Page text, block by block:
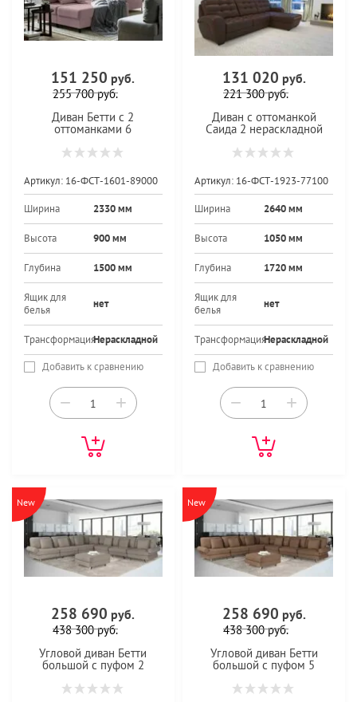
151 250 руб.
255 700руб.
Диван Бетти с 2
оттоманками 6
Артикул: 16-ФСТ-1601-89000
Ширина 2330 мм
Высота 900 мм
Глубина 1500 мм
Ящик для
белья
нет
ТрансформацияНераскладной
Добавить к сравнению
− +
131 020 руб.
221 300руб.
Диван с оттоманкой
Саида 2 нераскладной
Артикул: 16-ФСТ-1923-77100
Ширина 2640 мм
Высота 1050 мм
Глубина 1720 мм
Ящик для
белья
нет
ТрансформацияНераскладной
Добавить к сравнению
− +
New
258 690 руб.
438 300руб.
Угловой диван Бетти
большой с пуфом 2
New
258 690 руб.
438 300руб.
Угловой диван Бетти
большой с пуфом 5